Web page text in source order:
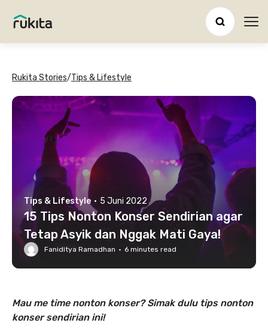
Rukita Stories/Tips & Lifestyle
Tips & Lifestyle · 5 Juni 2022
15 Tips Nonton Konser Sendirian agar
Tetap Asyik dan Nggak Mati Gaya!
Faniditya Ramadhan · 6 minutes read
Mau me time nonton konser? Simak dulu tips nonton
konser sendirian ini!